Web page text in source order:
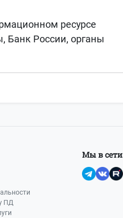
ресурсе
Банк России, органы
ПД
Мы в сети